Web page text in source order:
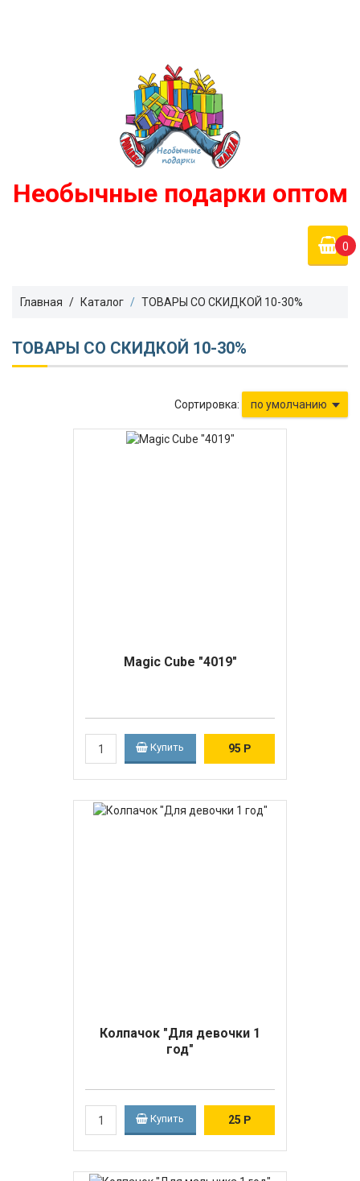
Необычные подарки оптом
0
Главная Каталог ТОВАРЫ СО СКИДКОЙ 10-30%
ТОВАРЫ СО СКИДКОЙ 10-30%
Сортировка: по умолчанию
Magic Cube "4019"
Купить 95 Р
Колпачок "Для девочки 1
год"
Купить 25 Р